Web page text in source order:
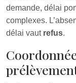
demande, délai
complexes.
délai vaut refus.